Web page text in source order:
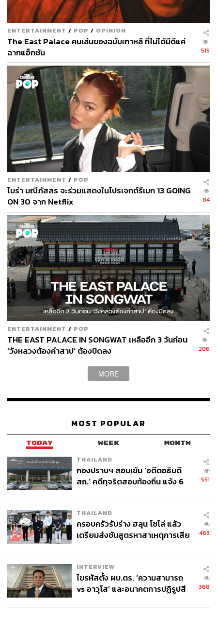
ด้านผู้กำกับ โอ๋ ภาคภูมิ เล่าถึงเรื่องราวของซีรีส์เรื่องนี้ว่า
“DELETEเป็นทริลเลอร์ดราม่าซีรีส์ที่มีเนื้อเรื่องที่ค่อนข้าง
High Concept มีพล็อตเรื่องน่าตื่นเต้น ลุ้นระทึก และแปลก
ใหม่ เนื้อเรื่องจะเล่นกับด้านมืดในจิตใจคน โดยเราให้ความ
สำคัญไปที่การเล่าเรื่องราวความสัมพันธ์ของตัวละครที่ซับ
ซ้อน จนเกิดเป็นคำถามที่ว่า เราเคยอยากทำให้ใครหายไป
จากชีวิตไหม และถ้าเราสามารถทำให้ใครก็ได้หายไปอย่าง
ไร้ร่องรอยได้จริงๆ เราจะทำไหม ซึ่งเรื่องนี้ถือว่าเป็นครั้งแรก
ที่ได้เข้ามากำกับซีรีส์ที่มีองค์ประกอบต่างๆ ผสมกันหลาก
หลายแนวทั้งแอ็กชัน ดราม่า และการใช้เทคนิคพิเศษในการ
ถ่ายทำ เรียกได้ว่าDELETEเป็นผลงานที่ได้ลองทำอะไร
ENTERTAINMENT / POP / OPINION
The East Palace คนเล่นของฉบับเกาหลี ที่ไม่ได้มีดีแค่
ฉากแอ็กชัน
515
ENTERTAINMENT / POP
ไมร่า มณีภัสสร จะร่วมแสดงในโปรเจกต์รีเมก 13 GOING
ON 30 จาก Netflix
84
ENTERTAINMENT / POP
THE EAST PALACE IN SONGWAT เหลืออีก 3 วันก่อน
‘วังหลวงต้องคำสาป’ ต้องปิดลง
206
MORE
MOST POPULAR
TODAY WEEK MONTH
THAILAND
กองปราบฯ สอบเข้ม ‘อดีตอธิบดี
สถ.’ คดีทุจริตสอบท้องถิ่น แจ้ง 6
551
THAILAND
ครอบครัวรับร่าง ฮลุน โซโล่ แล้ว
เตรียมส่งชันสูตรหาสาเหตุการเสีย
463
INTERVIEW
ไขรหัสตั้ง ผบ.ตร. ‘ความสามารถ
vs อาวุโส’ และอนาคตการปฏิรูปสี
368